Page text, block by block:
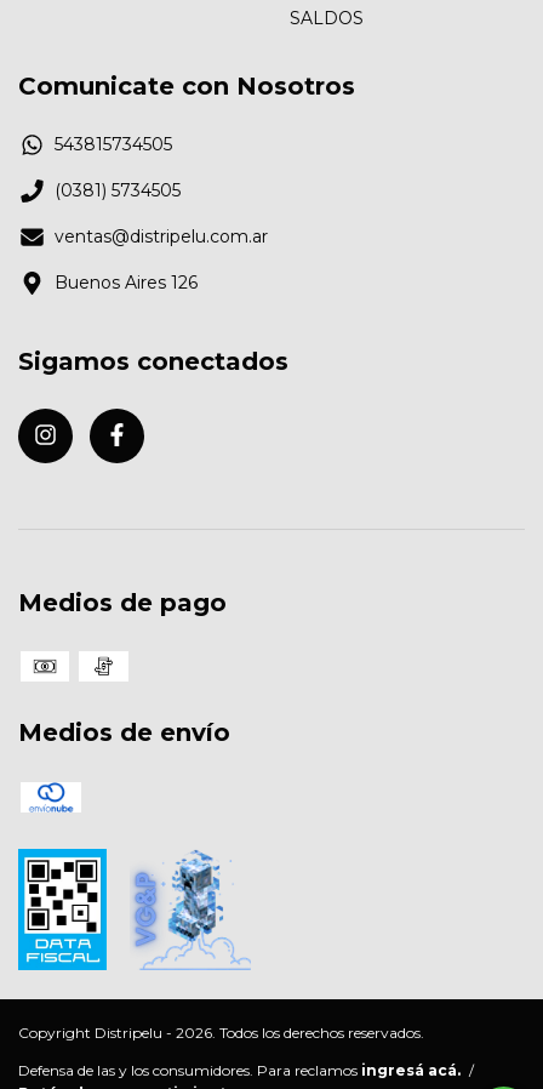
SALDOS
Comunicate con Nosotros
543815734505
(0381) 5734505
ventas@distripelu.com.ar
Buenos Aires 126
Sigamos conectados
Medios de pago
Medios de envío
Copyright Distripelu - 2026. Todos los derechos reservados.
Defensa de las y los consumidores. Para reclamos ingresá acá. /